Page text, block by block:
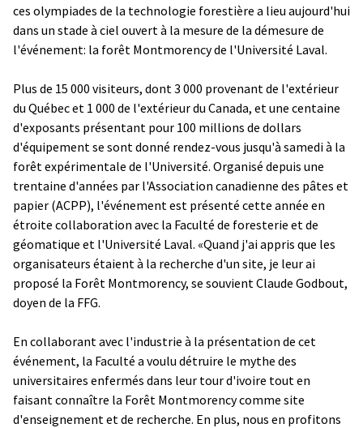
ces olympiades de la technologie forestière a lieu aujourd'hui
dans un stade à ciel ouvert à la mesure de la démesure de
l'événement: la forêt Montmorency de l'Université Laval.
Plus de 15 000 visiteurs, dont 3 000 provenant de l'extérieur
du Québec et 1 000 de l'extérieur du Canada, et une centaine
d'exposants présentant pour 100 millions de dollars
d'équipement se sont donné rendez-vous jusqu'à samedi à la
forêt expérimentale de l'Université. Organisé depuis une
trentaine d'années par l'Association canadienne des pâtes et
papier (ACPP), l'événement est présenté cette année en
étroite collaboration avec la Faculté de foresterie et de
géomatique et l'Université Laval. «Quand j'ai appris que les
organisateurs étaient à la recherche d'un site, je leur ai
proposé la Forêt Montmorency, se souvient Claude Godbout,
doyen de la FFG.
En collaborant avec l'industrie à la présentation de cet
événement, la Faculté a voulu détruire le mythe des
universitaires enfermés dans leur tour d'ivoire tout en
faisant connaître la Forêt Montmorency comme site
d'enseignement et de recherche. En plus, nous en profitons